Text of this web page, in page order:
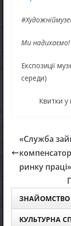
Ми надихаємо!
Експозиції
середи)
Квитки у
«Служба
ринку праці»
КУЛЬТУРНА